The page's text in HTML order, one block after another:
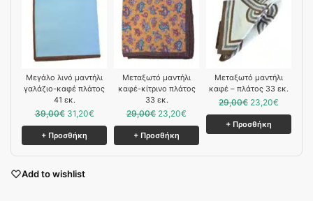
Μεγάλο λινό μαντήλι
γαλάζιο-καφέ πλάτος
41 εκ.
39,00€ 31,20€
+ Προσθήκη
Mεταξωτό μαντήλι
καφέ-κίτρινο πλάτος
33 εκ.
29,00€ 23,20€
+ Προσθήκη
Mεταξωτό μαντήλι
καφέ – πλάτος 33 εκ.
29,00€ 23,20€
+ Προσθήκη
Add to wishlist